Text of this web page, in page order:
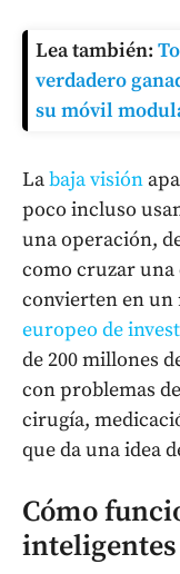
Lea también:
verdadero
su móvil
Labaja visión
poco incluso
una operación,
como cruzar una
convierten en un
europeo de
de 200 millones
con problemas
cirugía,
que da una idea
Cómo
inteligentes